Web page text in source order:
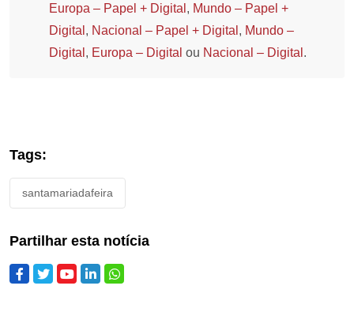
Europa – Papel + Digital , Mundo – Papel +
Digital , Nacional – Papel + Digital , Mundo –
Digital , Europa – Digital ou Nacional – Digital .
Tags:
santamariadafeira
Partilhar esta notícia